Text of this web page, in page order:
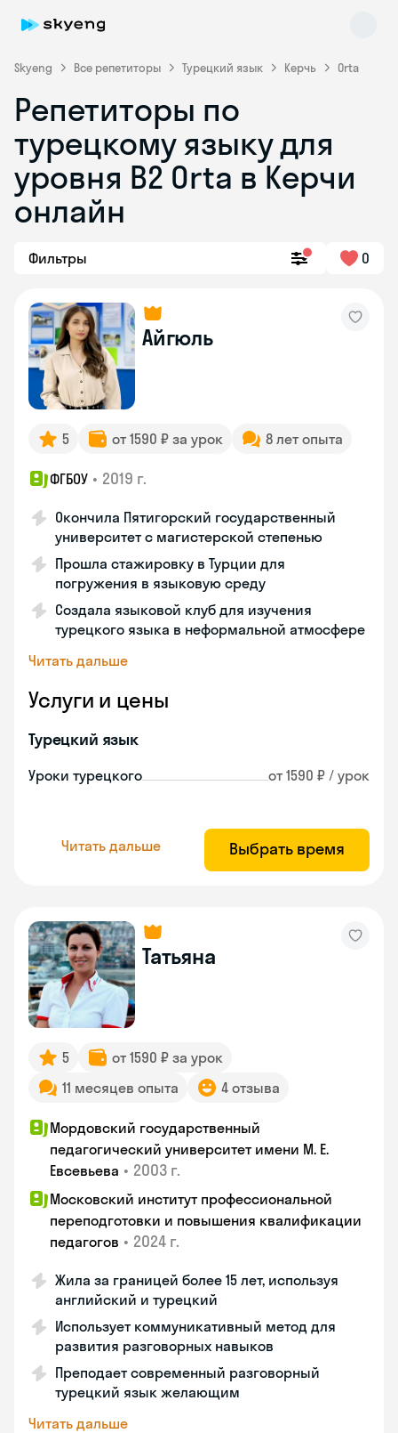
Skyeng Все репетиторы Турецкий язык Керчь Orta
Репетиторы по
турецкому языку для
уровня B2 Orta в Керчи
онлайн
Фильтры 0
Айгюль
5 от 1590 ₽ за урок 8 лет опыта
ФГБОУ • 2019 г.
Окончила Пятигорский государственный
университет с магистерской степенью
Прошла стажировку в Турции для
погружения в языковую среду
Создала языковой клуб для изучения
турецкого языка в неформальной атмосфере
Читать дальше
Услуги и цены
Турецкий язык
Уроки турецкого от 1590 ₽ / урок
Читать дальше Выбрать время
Татьяна
5
от 1590 ₽ за урок
11 месяцев опыта
4 отзыва
Мордовский государственный
педагогический университет имени М. Е.
Евсевьева • 2003 г.
Московский институт профессиональной
переподготовки и повышения квалификации
педагогов • 2024 г.
Жила за границей более 15 лет, используя
английский и турецкий
Использует коммуникативный метод для
развития разговорных навыков
Преподает современный разговорный
турецкий язык желающим
Читать дальше
Skyeng Chat
online